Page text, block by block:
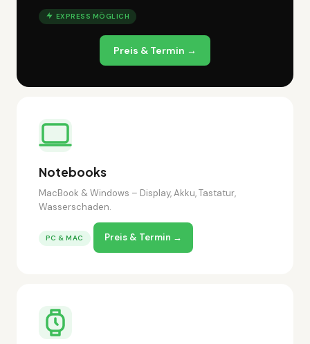
EXPRESS MÖGLICH
Preis & Termin →
Notebooks
MacBook & Windows – Display, Akku, Tastatur,
Wasserschaden.
PC & MAC Preis & Termin →